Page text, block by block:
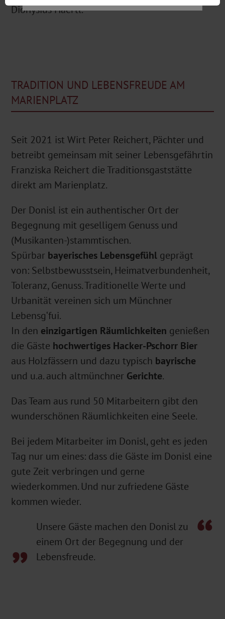
Dionysius Haertl.
TRADITION UND LEBENSFREUDE AM
MARIENPLATZ
Seit 2021 ist Wirt Peter Reichert, Pächter und
betreibt gemeinsam mit seiner Lebensgefährtin
Franziska Reichert die Traditionsgaststätte
direkt am Marienplatz.
Der Donisl ist ein authentischer Ort der
Begegnung mit geselligem Genuss und
(Musikanten-)stammtischen.
Spürbar bayerisches Lebensgefühl geprägt
von: Selbstbewusstsein, Heimatverbundenheit,
Toleranz, Genuss. Traditionelle Werte und
Urbanität vereinen sich um Münchner
Lebensg‘fui.
In den einzigartigen Räumlichkeiten genießen
die Gäste hochwertiges Hacker-Pschorr Bier
aus Holzfässern und dazu typisch bayrische
und u.a. auch altmünchner Gerichte.
Das Team aus rund 50 Mitarbeitern gibt den
wunderschönen Räumlichkeiten eine Seele.
Bei jedem Mitarbeiter im Donisl, geht es jeden
Tag nur um eines: dass die Gäste im Donisl eine
gute Zeit verbringen und gerne
wiederkommen. Und nur zufriedene Gäste
kommen wieder.
Unsere Gäste machen den Donisl zu
einem Ort der Begegnung und der
Lebensfreude.